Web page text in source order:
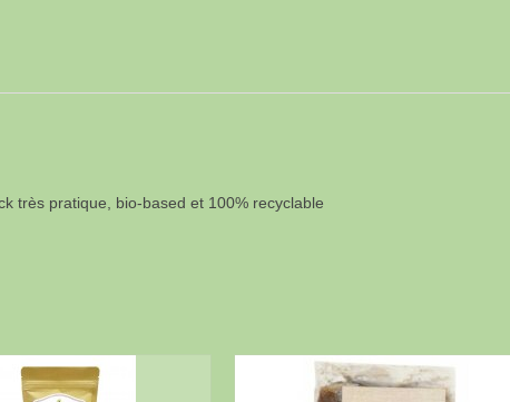
très pratique, bio-based et 100% recyclable